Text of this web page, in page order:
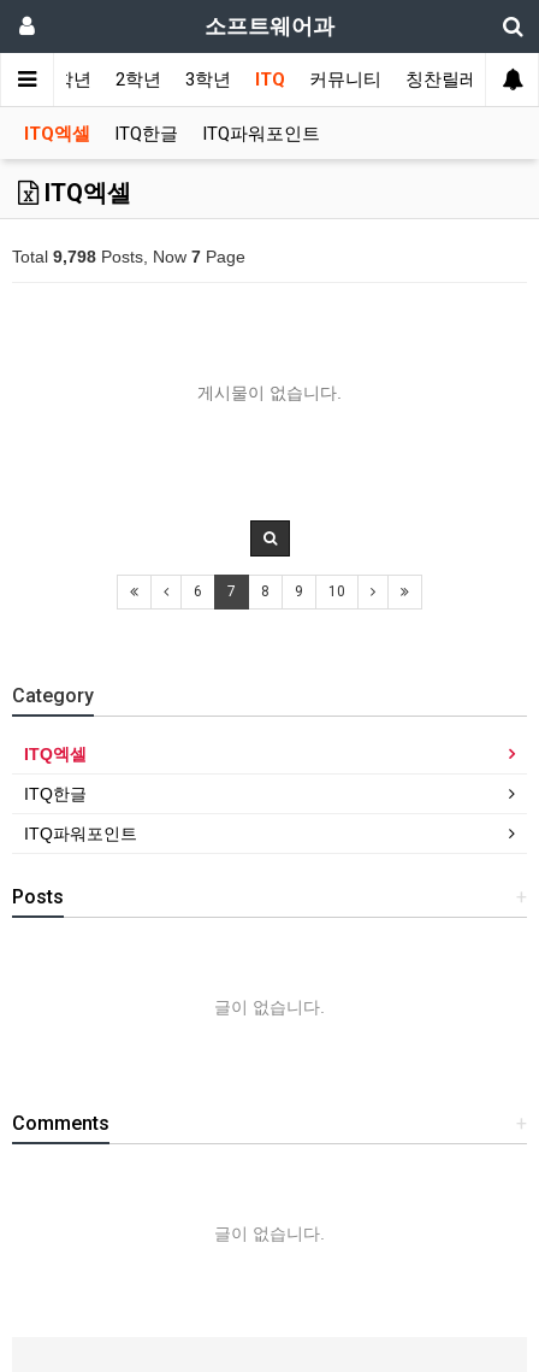
소프트웨어과
항 1학년 2학년 3학년 ITQ 커뮤니티 칭찬릴레이
ITQ엑셀 ITQ한글 ITQ파워포인트
ITQ엑셀
Total 9,798 Posts, Now 7 Page
게시물이 없습니다.
6 7 8 9 10
Category
ITQ엑셀
ITQ한글
ITQ파워포인트
+
Posts
글이 없습니다.
+
Comments
글이 없습니다.